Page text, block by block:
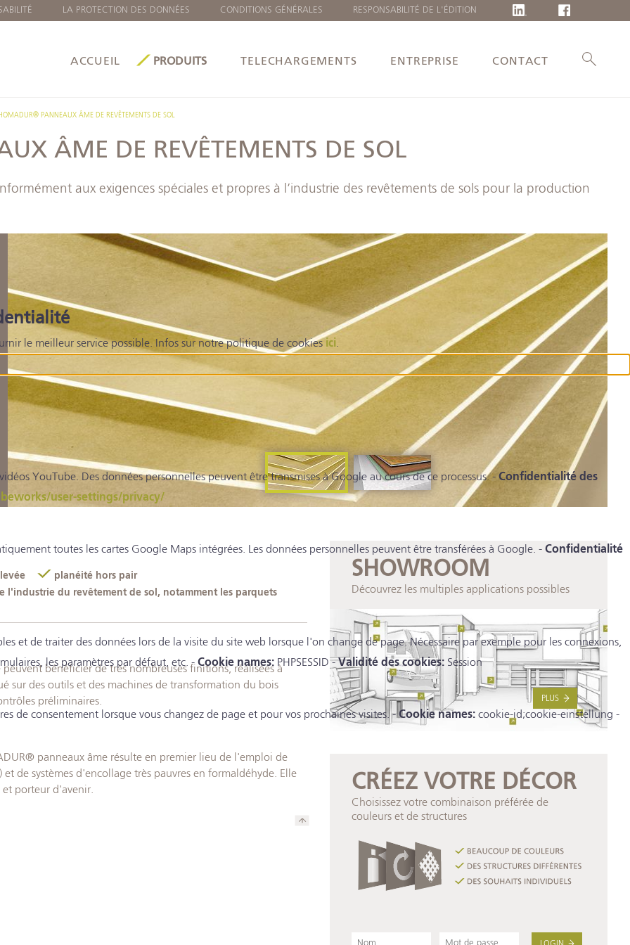
le meilleur service possible. Infos sur notre politique de cookies ici.
YouTube. Des données personnelles peuvent être transmises à Google au cours de ce processus. - Confidentialité des
user-settings/privacy/
toutes les cartes Google Maps intégrées. Les données personnelles peuvent être transférées à Google. - Confidentialité
et de traiter des données lors de la visite du site web lorsque l'on change de page. Nécessaire par exemple pour les connexions,
les paramètres par défaut, etc. -Cookie names: PHPSESSID -Validité des cookies: Session
de consentement lorsque vous changez de page et pour vos prochaines visites. -Cookie names: cookie-id;cookie-einstellung -
LA PROTECTION DES DONNÉES CONDITIONS GÉNÉRALES RESPONSABILITÉ DE L'ÉDITION
ACCUEIL PRODUITS TELECHARGEMENTS ENTREPRISE CONTACT
PANNEAUX ÂME DE REVÊTEMENTS DE SOL
ÂME DE REVÊTEMENTS DE SOL
aux exigences spéciales et propres à l’industrie des revêtements de sols pour la production
planéité hors pair
l'industrie du revêtement de sol, notamment les parquets
bénéficier de très nombreuses finitions, réalisées à
sur des outils et des machines de transformation du bois
préliminaires.
panneaux âme résulte en premier lieu de l'emploi de
de systèmes d'encollage très pauvres en formaldéhyde. Elle
porteur d'avenir.
SHOWROOM
Découvrez les multiples applications possibles
PLUS
CRÉEZ VOTRE DÉCOR
Choisissez votre combinaison préférée de
couleurs et de structures